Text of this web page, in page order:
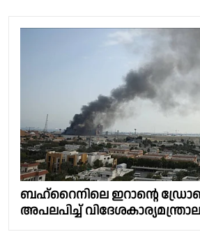
ബഹ്റൈനിലെ ഇറാൻ്റെ
അപലപിച്ച്